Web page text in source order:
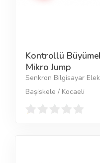
Kontrollü
Mikro Jump
Senkron Bilgisayar
Başiskele / Kocaeli